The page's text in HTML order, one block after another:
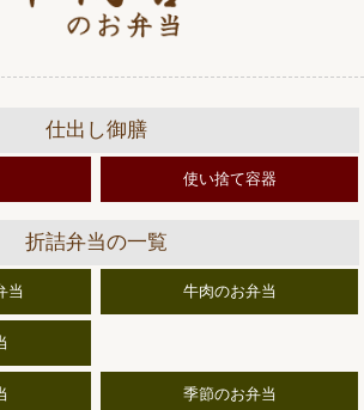
仕出し御膳
使い捨て容器
折詰弁当の一覧
当 牛肉のお弁当
季節のお弁当